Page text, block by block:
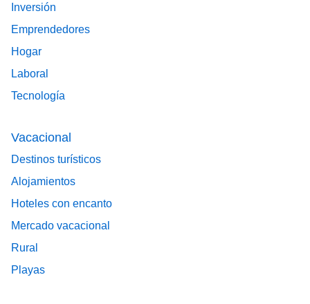
Inversión
Emprendedores
Hogar
Laboral
Tecnología
Vacacional
Destinos turísticos
Alojamientos
Hoteles con encanto
Mercado vacacional
Rural
Playas